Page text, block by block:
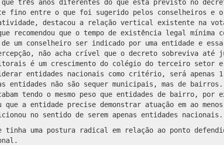
três anos diferentes do que está previsto no
fino entre o que foi sugerido pelos conselheiros e
destacou a relação vertical existente na
recomendou que o tempo de existência legal
um conselheiro ser indicado por uma entidade e
não acha crível que o decreto sobreviva até
é um crescimento do colégio do terceiro setor e
entidades nacionais como critério, será apenas
entidades não são sequer municipais, mas de
tendo o mesmo peso que entidades de bairro,
a entidade precise demonstrar atuação em ao
no sentido de serem apenas entidades nacionais.
tinha uma postura radical em relação ao ponto